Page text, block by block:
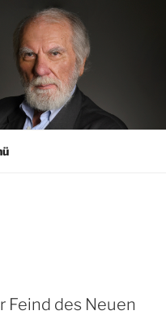
Feind des Neuen